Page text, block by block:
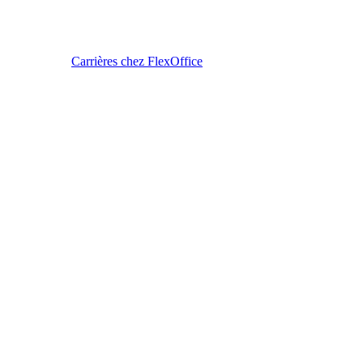
Carrières chez FlexOffice